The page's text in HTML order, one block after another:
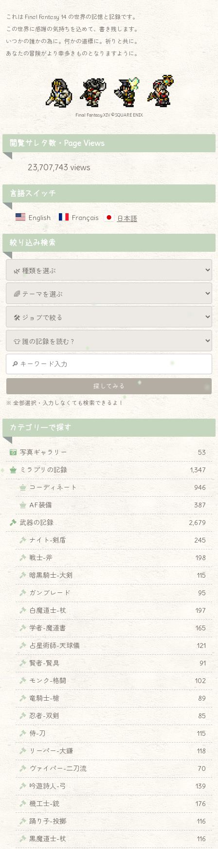
これは Final Fantasy 14 の世界の記憶と記録です。
この世界に感謝の気持ちを込めて、書き残します。
いつかの誰かの為に。何かの道標に。祈りと共に。
あなたの冒険がより幸多きものとなりますように。
Final Fantasy XIV © SQUARE ENIX
閲覧サレタ数・Page Views
23,707,743 views
言語スイッチ
English Français 日本語
絞り込み検索
※ 全部選択・入力しなくても検索できるよ！
カテゴリーで探す
写真ギャラリー
53
ミラプリの記録
1,347
コーディネート
946
AF装備
387
武器の記録
2,679
ナイト-剣盾
245
戦士-斧
198
暗黒騎士-大剣
115
ガンブレード
95
白魔道士-杖
197
学者-魔道書
165
占星術師-天球儀
121
賢者-賢具
91
モンク-格闘
102
竜騎士-槍
89
忍者-双剣
85
侍-刀
115
リーパー-大鎌
118
ヴァイパー-二刀流
70
吟遊詩人-弓
139
機工士-銃
176
踊り子-投擲
116
黒魔道士-杖
116